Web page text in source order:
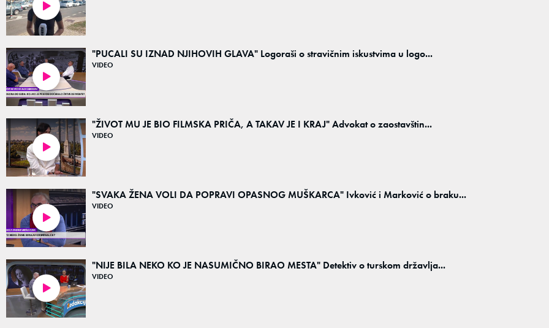
"PUCALI SU IZNAD NJIHOVIH GLAVA" Logoraši o stravičnim iskustvima u logo...
VIDEO
"ŽIVOT MU JE BIO FILMSKA PRIČA, A TAKAV JE I KRAJ" Advokat o zaostavštin...
VIDEO
"SVAKA ŽENA VOLI DA POPRAVI OPASNOG MUŠKARCA" Ivković i Marković o braku...
VIDEO
"NIJE BILA NEKO KO JE NASUMIČNO BIRAO MESTA" Detektiv o turskom državlja...
VIDEO